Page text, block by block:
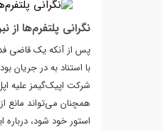
نگرانی پلتفرم‌‌ها از
پس از آنکه یک قاضی
با استناد به در جریان
شرکت اپیک‌گیمز علیه
همچنان می‌تواند مانع
استور خود شود،